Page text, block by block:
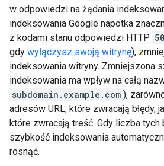
w odpowiedzi na żądania
indeksowania Google napotka
z kodami stanu odpowiedzi HTTP
gdy wyłączysz swoją witrynę),
indeksowania witryny. Zmniejszona
indeksowania ma wpływ na całą
subdomain.example.com ),
adresów URL, które zwracają błędy,
które zwracają treść. Gdy liczba tych
szybkość indeksowania
rosnąć.